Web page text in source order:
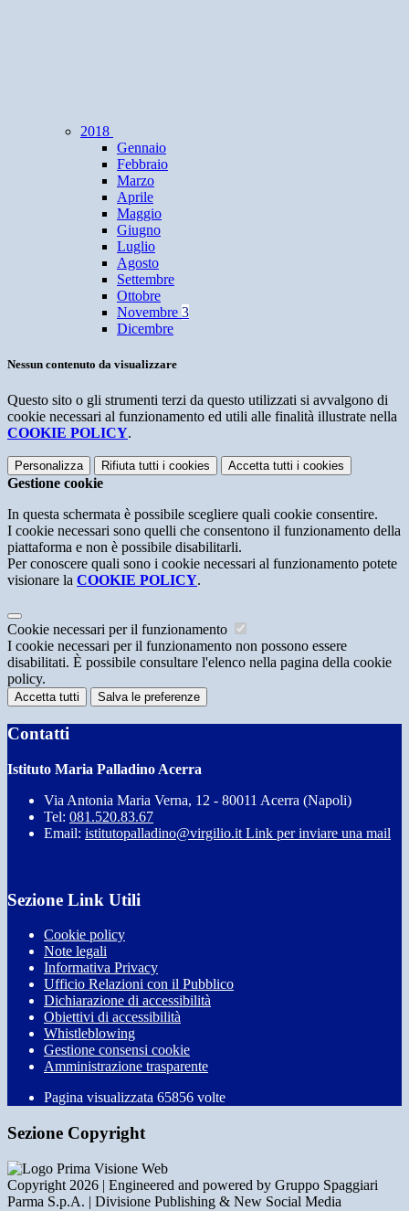
2018
Gennaio
Febbraio
Marzo
Aprile
Maggio
Giugno
Luglio
Agosto
Settembre
Ottobre
Novembre 3
Dicembre
Nessun contenuto da visualizzare
Questo sito o gli strumenti terzi da questo utilizzati si avvalgono di
cookie necessari al funzionamento ed utili alle finalità illustrate nella
COOKIE POLICY.
Personalizza Rifiuta tutti i cookies Accetta tutti i cookies
Gestione cookie
In questa schermata è possibile scegliere quali cookie consentire.
I cookie necessari sono quelli che consentono il funzionamento della
piattaforma e non è possibile disabilitarli.
Per conoscere quali sono i cookie necessari al funzionamento potete
visionare la COOKIE POLICY.
Cookie necessari per il funzionamento
I cookie necessari per il funzionamento non possono essere
disabilitati. È possibile consultare l'elenco nella pagina della cookie
policy.
Accetta tutti Salva le preferenze
Contatti
Istituto Maria Palladino Acerra
Via Antonia Maria Verna, 12 - 80011 Acerra (Napoli)
Tel: 081.520.83.67
Email: istitutopalladino@virgilio.it Link per inviare una mail
Sezione Link Utili
Cookie policy
Note legali
Informativa Privacy
Ufficio Relazioni con il Pubblico
Dichiarazione di accessibilità
Obiettivi di accessibilità
Whistleblowing
Gestione consensi cookie
Amministrazione trasparente
Pagina visualizzata 65856 volte
Sezione Copyright
Copyright 2026 | Engineered and powered by Gruppo Spaggiari
Parma S.p.A. | Divisione Publishing & New Social Media